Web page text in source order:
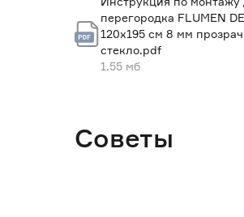
Вес брутто (кг)
перегородка FLUMEN
120х195 см 8 мм
стекло.pdf
1.55 мб
Советы